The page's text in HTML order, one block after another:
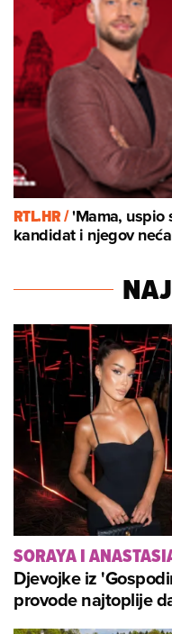
RTL.HR /'Mama, uspio
kandidat i njegov
SORAYA I
Djevojke iz
provode najtoplije